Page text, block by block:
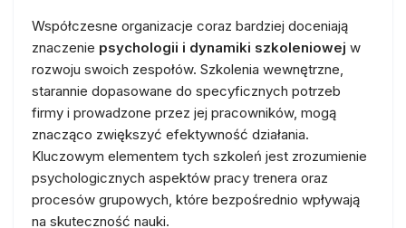
Współczesne organizacje coraz bardziej doceniają
znaczenie psychologii i dynamiki szkoleniowej w
rozwoju swoich zespołów. Szkolenia wewnętrzne,
starannie dopasowane do specyficznych potrzeb
firmy i prowadzone przez jej pracowników, mogą
znacząco zwiększyć efektywność działania.
Kluczowym elementem tych szkoleń jest zrozumienie
psychologicznych aspektów pracy trenera oraz
procesów grupowych, które bezpośrednio wpływają
na skuteczność nauki.